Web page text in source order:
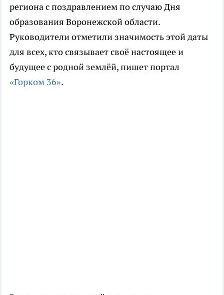
региона с поздравлением по случаю Дня
образования Воронежской области.
Руководители отметили значимость этой даты
для всех, кто связывает своё настоящее и
будущее с родной землёй, пишет портал
«Горком 36».